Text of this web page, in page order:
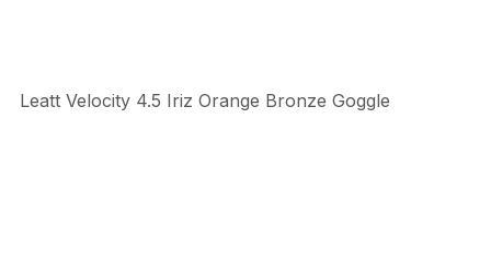
Leatt Velocity 4.5 Iriz Orange Bronze Goggle